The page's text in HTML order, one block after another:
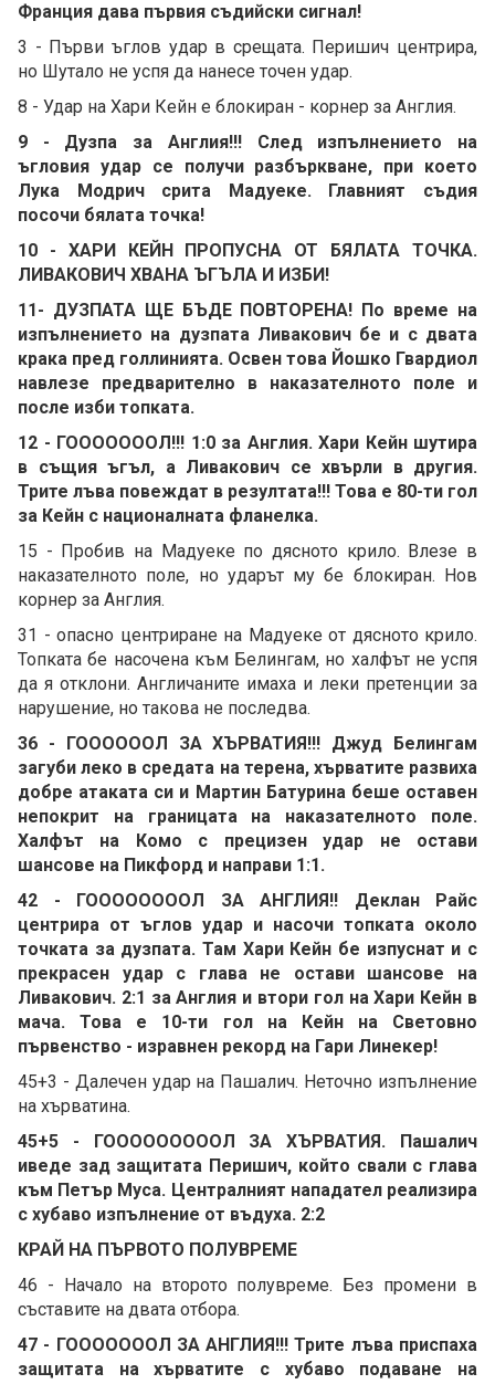
Франция дава първия съдийски сигнал!
3 - Първи ъглов удар в срещата. Перишич центрира,
но Шутало не успя да нанесе точен удар.
8 - Удар на Хари Кейн е блокиран - корнер за Англия.
9 - Дузпа за Англия!!! След изпълнението на
ъгловия удар се получи разбъркване, при което
Лука Модрич срита Мадуеке. Главният съдия
посочи бялата точка!
10 - ХАРИ КЕЙН ПРОПУСНА ОТ БЯЛАТА ТОЧКА.
ЛИВАКОВИЧ ХВАНА ЪГЪЛА И ИЗБИ!
11- ДУЗПАТА ЩЕ БЪДЕ ПОВТОРЕНА! По време на
изпълнението на дузпата Ливакович бе и с двата
крака пред голлинията. Освен това Йошко Гвардиол
навлезе предварително в наказателното поле и
после изби топката.
12 - ГОООООООЛ!!! 1:0 за Англия. Хари Кейн шутира
в същия ъгъл, а Ливакович се хвърли в другия.
Трите лъва повеждат в резултата!!! Това е 80-ти гол
за Кейн с националната фланелка.
15 - Пробив на Мадуеке по дясното крило. Влезе в
наказателното поле, но ударът му бе блокиран. Нов
корнер за Англия.
31 - опасно центриране на Мадуеке от дясното крило.
Топката бе насочена към Белингам, но халфът не успя
да я отклони. Англичаните имаха и леки претенции за
нарушение, но такова не последва.
36 - ГООООООЛ ЗА ХЪРВАТИЯ!!! Джуд Белингам
загуби леко в средата на терена, хърватите развиха
добре атаката си и Мартин Батурина беше оставен
непокрит на границата на наказателното поле.
Халфът на Комо с прецизен удар не остави
шансове на Пикфорд и направи 1:1.
42 - ГООООООООЛ ЗА АНГЛИЯ!! Деклан Райс
центрира от ъглов удар и насочи топката около
точката за дузпата. Там Хари Кейн бе изпуснат и с
прекрасен удар с глава не остави шансове на
Ливакович. 2:1 за Англия и втори гол на Хари Кейн в
мача. Това е 10-ти гол на Кейн на Световно
първенство - изравнен рекорд на Гари Линекер!
45+3 - Далечен удар на Пашалич. Неточно изпълнение
на хърватина.
45+5 - ГОООООООООЛ ЗА ХЪРВАТИЯ. Пашалич
иведе зад защитата Перишич, който свали с глава
към Петър Муса. Централният нападател реализира
с хубаво изпълнение от въдуха. 2:2
КРАЙ НА ПЪРВОТО ПОЛУВРЕМЕ
46 - Начало на второто полувреме. Без промени в
съставите на двата отбора.
47 - ГОООООООЛ ЗА АНГЛИЯ!!! Трите лъва приспаха
защитата на хърватите с хубаво подаване на